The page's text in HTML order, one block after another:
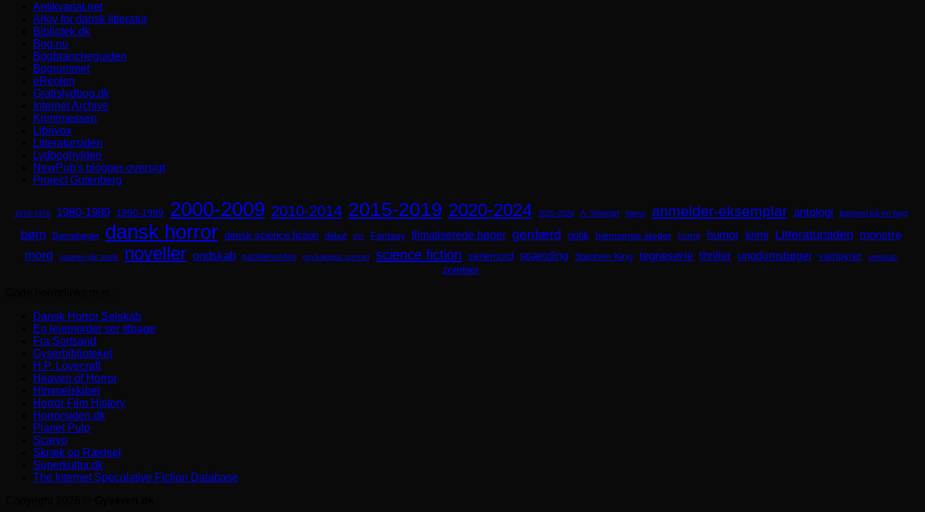
Antikvariat.net
Arkiv for dansk litteratur
Bibliotek.dk
Bog.nu
Bogbrancheguiden
Bogrummet
eReolen
Gratislydbog.dk
Internet Archive
Krimimessen
Librivox
Litteratursiden
Lydboghylden
NewPub's blogger-oversigt
Project Gutenberg
1970-1979 1980-1989 1990-1999 2000-2009 2010-2014 2015-2019 2020-2024 2025-2029 A. Silvestri Aliens anmelder-eksemplar antologi baseret på en bog
børn Børnebøger dansk horror dansk science fiction debut dyr Fantasy filmatiserede bøger genfærd gotik hjemsøgte steder horror humor krimi Litteratursiden monstre
mord naturen går amok noveller ondskab parallelverden psykologisk portræt science fiction seriemord spænding Stephen King tegneserie thriller ungdomsbøger vampyrer venskab
zombier
Dansk Horror Selskab
En lejemorder ser tilbage
Fra Sortsand
Gyserbiblioteket
H.P. Lovecraft
Heaven of Horror
Himmelskibet
Horror Film History
Horrorsiden.dk
Planet Pulp
Scaryo
Skræk og Rædsel
Superkultur.dk
The Internet Speculative Fiction Database